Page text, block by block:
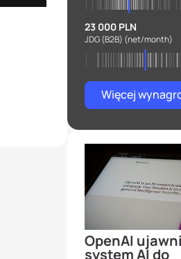
23 000 PLN
JDG (B2B) (net/month)
Więcej
OpenAI
system AI do